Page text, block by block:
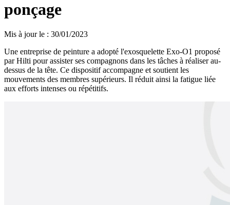
ponçage
Mis à jour le : 30/01/2023
Une entreprise de peinture a adopté l'exosquelette Exo-O1 proposé
par Hilti pour assister ses compagnons dans les tâches à réaliser au-
dessus de la tête. Ce dispositif accompagne et soutient les
mouvements des membres supérieurs. Il réduit ainsi la fatigue liée
aux efforts intenses ou répétitifs.